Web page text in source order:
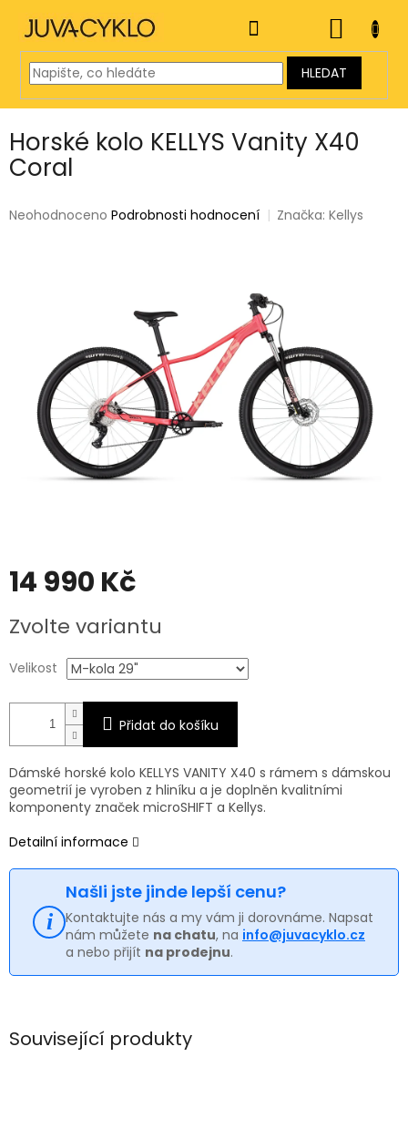
obsah
HLEDAT
KOŠÍK
Horské kolo KELLYS Vanity X40
Coral
Průměrné
Neohodnoceno Podrobnosti hodnocení Značka:Kellys
14 990 Kč
cena:
Zvolte variantu
Velikost
Přidat do košíku
Dámské horské kolo KELLYS VANITY X40 s rámem s dámskou
geometrií je vyroben z hliníku a je doplněn kvalitními
komponenty značek microSHIFT a Kellys.
Detailní informace
Našli jste jinde lepší cenu?
Kontaktujte nás a my vám ji dorovnáme. Napsat
nám můžete na chatu, na info@juvacyklo.cz
a nebo přijít na prodejnu.
Související produkty